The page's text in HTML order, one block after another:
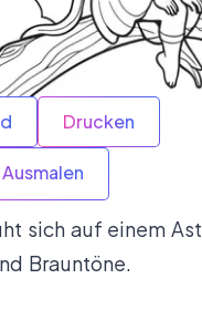
Drucken
sich auf einem
Brauntöne.